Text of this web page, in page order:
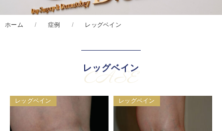
ホーム 症例 レッグベイン
レッグベイン
CASE
レッグベイン レッグベイン